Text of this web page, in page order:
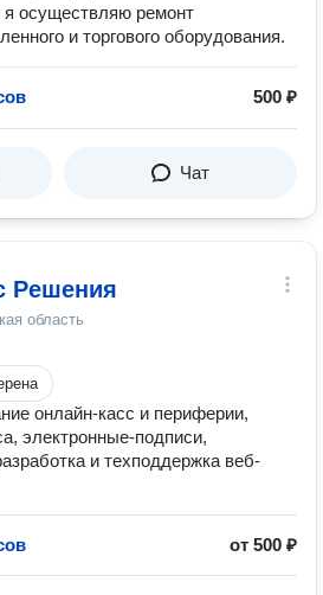
я осуществляю ремонт
и торгового оборудования.
500 ₽
Чат
Решения
область
онлайн-касс и периферии,
электронные-подписи,
и техподдержка веб-
от 500 ₽